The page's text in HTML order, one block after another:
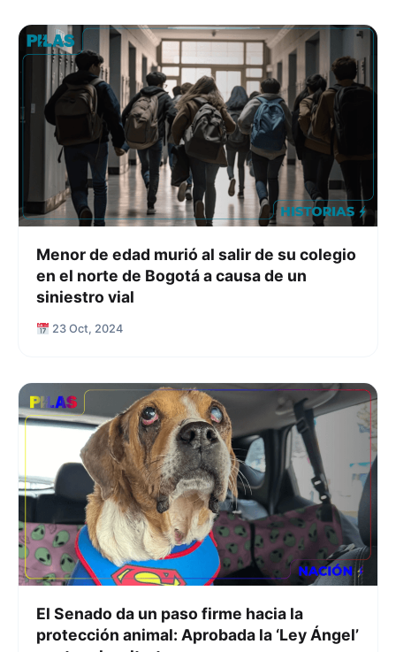
Menor de edad murió al salir de su colegio
en el norte de Bogotá a causa de un
siniestro vial
23 Oct, 2024
El Senado da un paso firme hacia la
protección animal: Aprobada la ‘Ley Ángel’